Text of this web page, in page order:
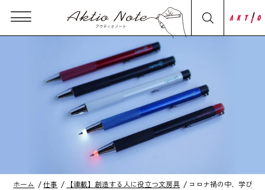
ホーム 仕事 【連載】創造する人に役立つ文房具 コロナ禍の中、学びに